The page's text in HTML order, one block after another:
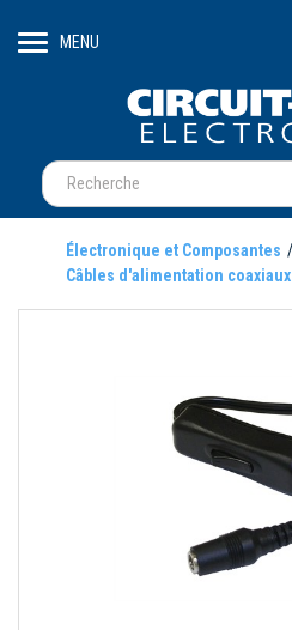
MENU
Électronique et Composantes
Câbles d'alimentation coaxiaux